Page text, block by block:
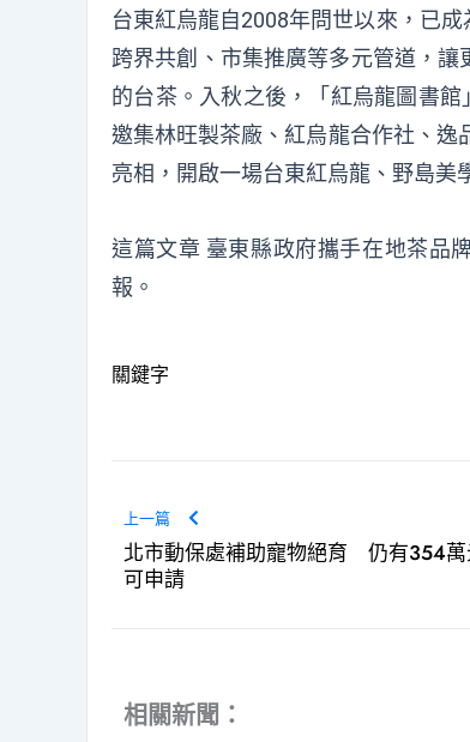
台東紅烏龍自2008年問世以來，已
跨界共創、市集推廣等多元管道，
的台茶。入秋之後，「紅烏龍圖書
邀集林旺製茶廠、紅烏龍合作社、逸
亮相，開啟一場台東紅烏龍、野島美
這篇文章 臺東縣政府攜手在地茶品
報 。
關鍵字
上一篇
北市動保處補助寵物絕育 仍有354萬
可申請
相關新聞：